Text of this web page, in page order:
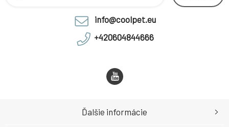
info@coolpet.eu
+420604844666
Ďalšie informácie